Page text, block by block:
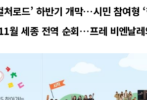
로드’ 하반기 개막…시민 참여형
월 세종 전역 순회…프레 비엔날레